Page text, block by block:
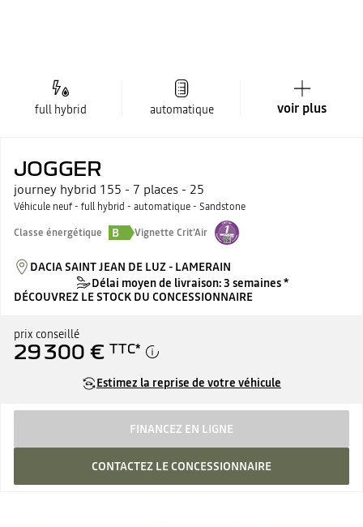
full hybrid automatique voir plus
JOGGER
journey hybrid 155 - 7 places - 25
Véhicule neuf - full hybrid - automatique - Sandstone
Classe énergétique
B Vignette Crit'Air
DACIA SAINT JEAN DE LUZ - LAMERAIN
Délai moyen de livraison: 3 semaines *
DÉCOUVREZ LE STOCK DU CONCESSIONNAIRE
prix conseillé
29 300 € TTC*
Estimez la reprise de votre véhicule
FINANCEZ EN LIGNE
CONTACTEZ LE CONCESSIONNAIRE